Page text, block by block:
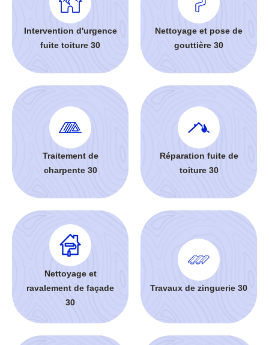
Intervention d'urgence
fuite toiture 30
Nettoyage et pose de
gouttière 30
Traitement de
charpente 30
Réparation fuite de
toiture 30
Nettoyage et
ravalement de façade
30
Travaux de zinguerie 30